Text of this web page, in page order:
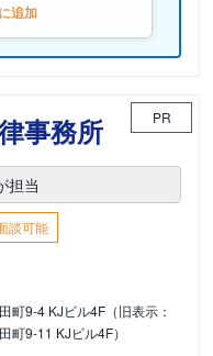
追加
事務所 PR
担当
談可能
町9-4 KJビル4F（旧表示：
町9-11 KJビル4F）